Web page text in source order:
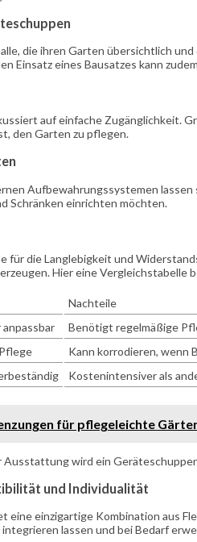
die ihren Garten übersichtlich
Einsatz eines Bausatzes kann
auf einfache Zugänglichkeit.
den Garten zu pflegen.
Aufbewahrungssystemen
Schränken einrichten möchten.
für die Langlebigkeit und
Hier eine Vergleichstabelle
Nachteile
Benötigt regelmäßige
Kann korrodieren, wenn
Kostenintensiver als
für pflegeleichte
wird ein
und Individualität
einzigartige Kombination aus
lassen und bei Bedarf